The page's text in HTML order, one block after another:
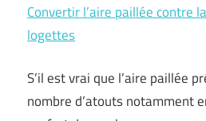
Convertir l’aire paillée contre
logettes
S’il est vrai que l’aire paillée
nombre d’atouts notamment